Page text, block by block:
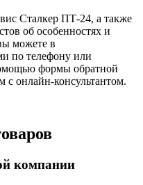
Сталкер ПТ-24, а также
об особенностях и
можете в
по телефону или
формы обратной
с онлайн-консультантом.
компании